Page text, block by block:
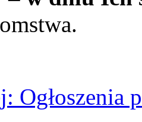
Ogłoszenia